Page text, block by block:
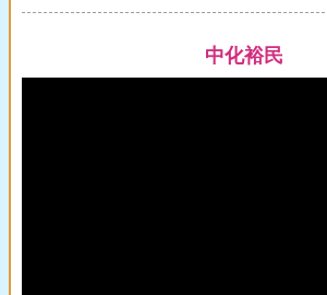
中化裕民